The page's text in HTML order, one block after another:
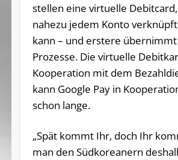
stellen eine virtuelle
nahezu jedem Konto
kann – und erstere
Prozesse. Die virtuelle
Kooperation mit dem
kann Google Pay in
schon lange.
„Spät kommt Ihr, doch Ihr
man den Südkoreanern